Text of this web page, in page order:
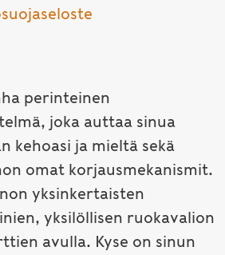
perinteinen
joka auttaa sinua
kehoasi ja mieltä sekä
omat korjausmekanismit.
yksinkertaisten
yksilöllisen ruokavalion
avulla. Kyse on sinun